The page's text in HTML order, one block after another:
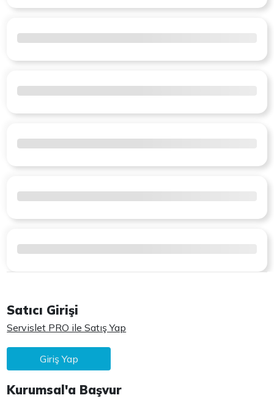
Satıcı Girişi
Servislet PRO ile Satış Yap
Giriş Yap
Kurumsal'a Başvur